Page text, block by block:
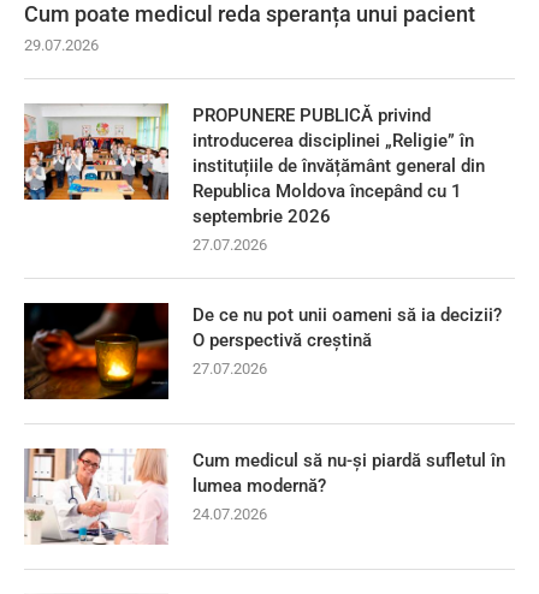
Cum poate medicul reda speranța unui pacient
29.07.2026
PROPUNERE PUBLICĂ privind
introducerea disciplinei „Religie” în
instituțiile de învățământ general din
Republica Moldova începând cu 1
septembrie 2026
27.07.2026
De ce nu pot unii oameni să ia decizii?
O perspectivă creștină
27.07.2026
Cum medicul să nu-și piardă sufletul în
lumea modernă?
24.07.2026